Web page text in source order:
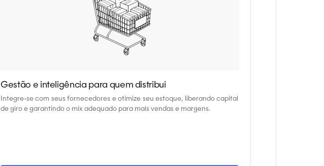
Gestão e inteligência para quem distribui
Integre-se com seus fornecedores e otimize seu estoque, liberando capital
de giro e garantindo o mix adequado para mais vendas e margens.